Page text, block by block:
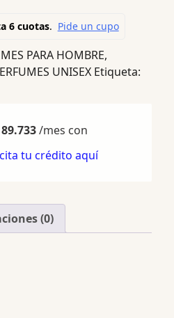
PARA HOMBRE,
UNISEX Etiqueta:
89.733/mes con
tu crédito aquí
(0)